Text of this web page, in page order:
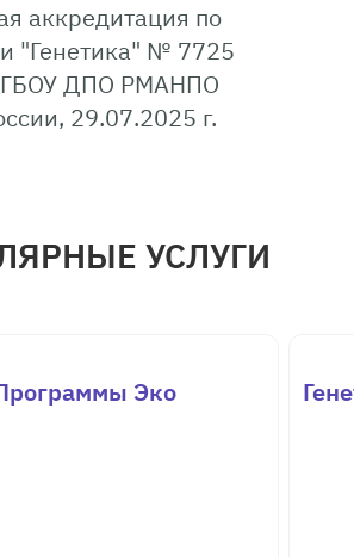
аккредитация по
"Генетика" № 7725
ДПО РМАНПО
29.07.2025 г.
УСЛУГИ
Эко